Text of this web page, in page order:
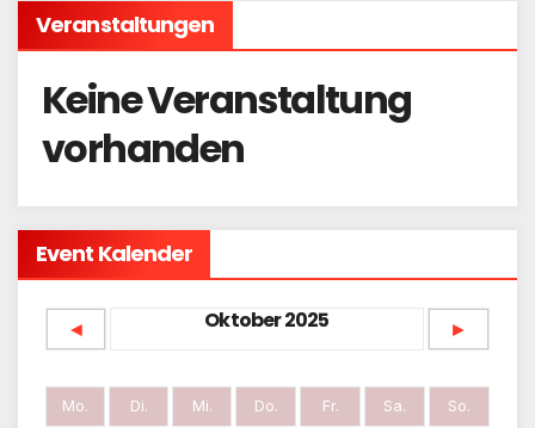
Veranstaltungen
Keine Veranstaltung
vorhanden
Event Kalender
◄ Oktober 2025 ►
Mo. Di. Mi. Do. Fr. Sa. So.